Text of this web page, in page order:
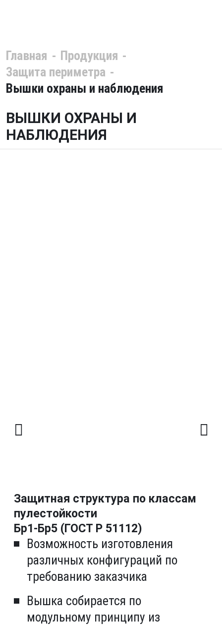
Главная
Продукция
Защита периметра
Вышки охраны и наблюдения
ВЫШКИ ОХРАНЫ И
НАБЛЮДЕНИЯ
Защитная структура по классам
пулестойкости
Бр1-Бр5 (ГОСТ Р 51112)
Возможность изготовления
различных конфигураций по
требованию заказчика
Вышка собирается по
модульному принципу из